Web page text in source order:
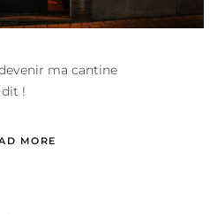
ma cantine
!
MORE